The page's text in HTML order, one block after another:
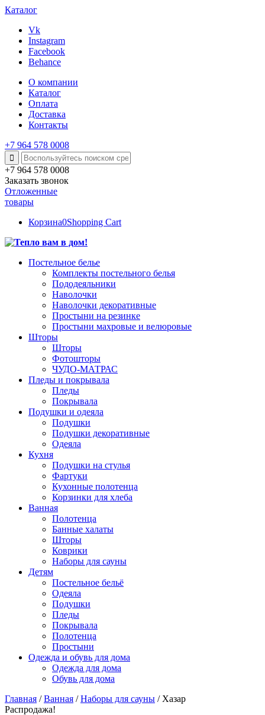
Каталог
Vk
Instagram
Facebook
Behance
О компании
Каталог
Оплата
Доставка
Контакты
+7 964 578 0008
+7 964 578 0008
Заказать звонок
Отложенные
товары
Корзина0Shopping Cart
Постельное белье
Комплекты постельного белья
Пододеяльники
Наволочки
Наволочки декоративные
Простыни на резинке
Простыни махровые и велюровые
Шторы
Шторы
Фотошторы
ЧУДО-МАТРАС
Пледы и покрывала
Пледы
Покрывала
Подушки и одеяла
Подушки
Подушки декоративные
Одеяла
Кухня
Подушки на стулья
Фартуки
Кухонные полотенца
Корзинки для хлеба
Ванная
Полотенца
Банные халаты
Шторы
Коврики
Наборы для сауны
Детям
Постельное бельё
Одеяла
Подушки
Пледы
Покрывала
Полотенца
Простыни
Одежда и обувь для дома
Одежда для дома
Обувь для дома
Главная /Ванная /Наборы для сауны / Хазар
Распродажа!